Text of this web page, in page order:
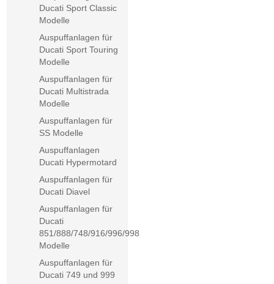
Ducati Sport Classic
Modelle
Auspuffanlagen für
Ducati Sport Touring
Modelle
Auspuffanlagen für
Ducati Multistrada
Modelle
Auspuffanlagen für
SS Modelle
Auspuffanlagen
Ducati Hypermotard
Auspuffanlagen für
Ducati Diavel
Auspuffanlagen für
Ducati
851/888/748/916/996/998
Modelle
Auspuffanlagen für
Ducati 749 und 999